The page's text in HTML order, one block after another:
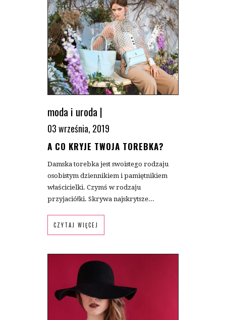
moda i uroda|
03 września, 2019
A CO KRYJE TWOJA TOREBKA?
Damska torebka jest swoistego rodzaju
osobistym dziennikiem i pamiętnikiem
właścicielki. Czymś w rodzaju
przyjaciółki. Skrywa najskrytsze...
CZYTAJ WIĘCEJ